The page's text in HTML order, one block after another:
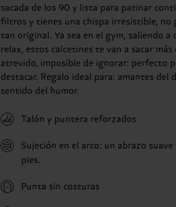
sacada de los 90 y lista para patinar
filtros y tienes una chispa irresistible, no
tan original. Ya sea en el gym, saliendo a
relax, estos calcetines te van a sacar
atrevido, imposible de ignorar: perfecto
destacar. Regalo ideal para: amantes del
sentido del humor.
Talón y puntera reforzados
Sujeción en el arco: un abrazo
pies.
Punta sin costuras